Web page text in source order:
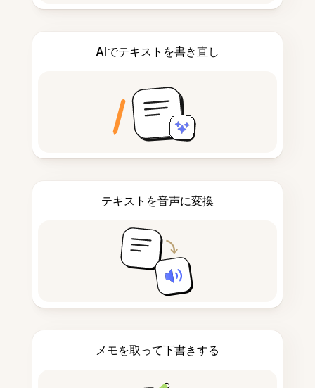
AIでテキストを書き直し
テキストを音声に変換
メモを取って下書きする